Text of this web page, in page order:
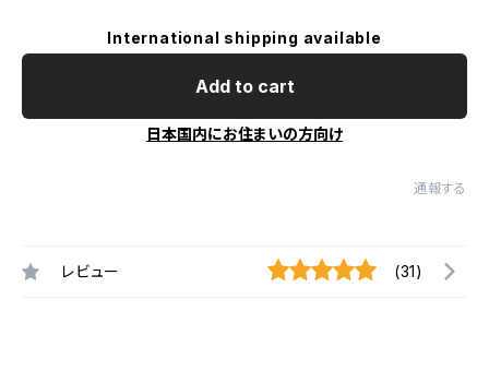
International shipping available
Add to cart
日本国内にお住まいの方向け
通報する
レビュー (31)